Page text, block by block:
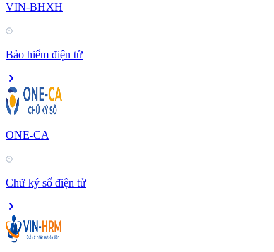
VIN-BHXH
Bảo hiểm điện tử
ONE-CA
Chữ ký số điện tử